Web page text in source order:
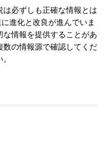
必ずしも正確な情報とは
進化と改良が進んでいま
情報を提供することがあ
数の情報源で確認してくだ